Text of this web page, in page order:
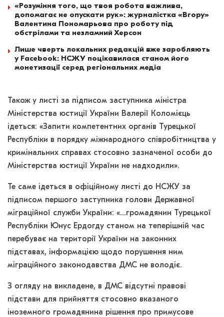
«Розуміння того, що твоя робота важлива,
допомагає не опускати рук»: журналістка «Вгору»
Валентина Пономарьова про роботу під
обстрілами та незламний Херсон
Лише чверть локальних редакцій вже заробляють
у Facebook: НСЖУ поцікавилася станом його
монетизації серед регіональних медіа
Також у листі за підписом заступника міністра
Міністерства юстиції України Валерії Коломієць
ідеться: «Запити компетентних органів Турецької
Республіки в порядку міжнародного співробітництва у
кримінальних справах стосовно зазначеної особи до
Міністерства юстиції України не надходили».
Те саме ідеться в офіційному листі до НСЖУ за
підписом першого заступника голови Державної
міграційної служби України: «…громадянин Турецької
Республіки Юнус Ердогду станом на теперішній час
перебуває на території України на законних
підставах, інформацією щодо порушення ним
міграційного законодавства ДМС не володіє.
З огляду на викладене, в ДМС відсутні правові
підстави для прийняття стосовно вказаного
іноземного громадянина рішення про примусове